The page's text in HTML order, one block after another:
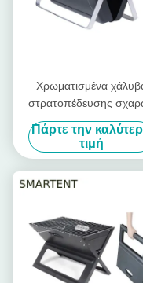
Χρωματισμένα
στρατοπέδευσης
σχαρών εξαρτήματα
στρατοπέδευσης
δροσερά
Πάρτε την
τιμή